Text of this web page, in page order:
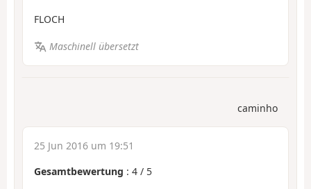
FLOCH
Maschinell übersetzt
caminho
25 Jun 2016 um 19:51
Gesamtbewertung : 4 / 5